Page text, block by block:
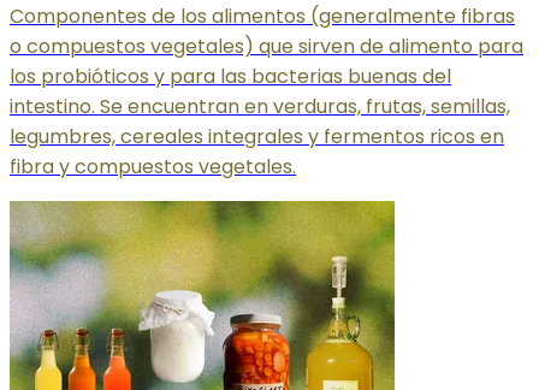
Componentes de los alimentos (generalmente fibras
o compuestos vegetales) que sirven de alimento para
los probióticos y para las bacterias buenas del
intestino. Se encuentran en verduras, frutas, semillas,
legumbres, cereales integrales y fermentos ricos en
fibra y compuestos vegetales.